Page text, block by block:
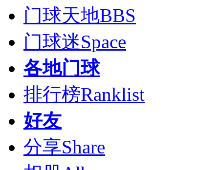
门球天地BBS
门球迷Space
各地门球
排行榜Ranklist
好友
分享Share